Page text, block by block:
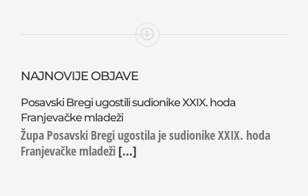
NAJNOVIJE OBJAVE
Posavski Bregi ugostili sudionike XXIX. hoda
Franjevačke mladeži
Župa Posavski Bregi ugostila je sudionike XXIX. hoda
Franjevačke mladeži [...]